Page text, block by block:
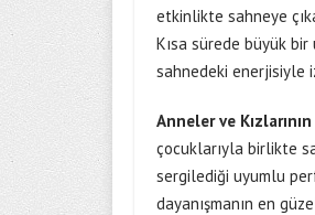
etkinlikte sahneye
Kısa sürede büyük
sahnedeki enerjisiyle
Anneler ve
çocuklarıyla birlikte
sergilediği uyumlu
dayanışmanın en